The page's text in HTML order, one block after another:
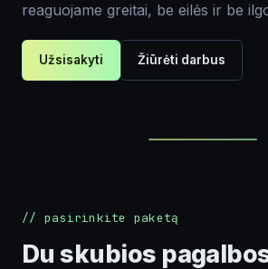
reaguojame greitai, be eilės ir be
Užsisakyti Žiūrėti darbus
// pasirinkite paketą
Du skubios